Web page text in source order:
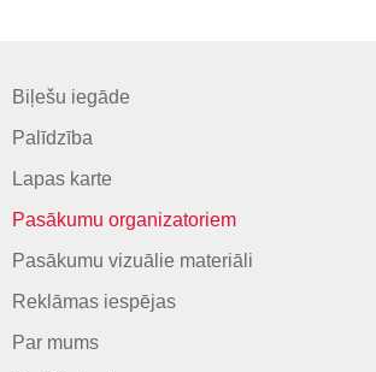
Biļešu iegāde
Palīdzība
Lapas karte
Pasākumu organizatoriem
Pasākumu vizuālie materiāli
Reklāmas iespējas
Par mums